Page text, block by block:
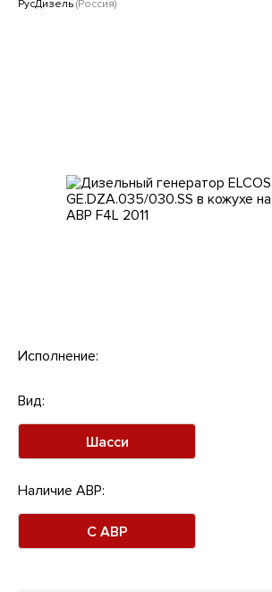
РусДизель (Россия)
Исполнение:
Вид:
Шасси
Наличие АВР:
С АВР